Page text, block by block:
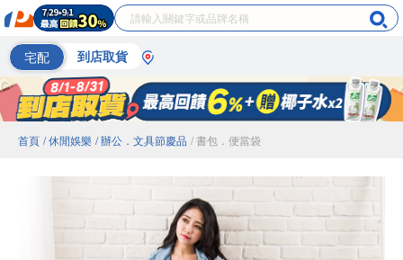
宅配 到店取貨
首頁 / 休閒娛樂 / 辦公．文具節慶品 / 書包．便當袋